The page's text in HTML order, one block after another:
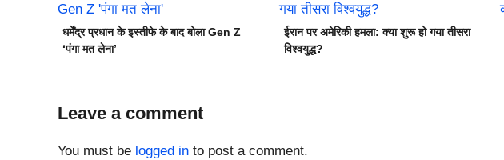
धर्मेंद्र प्रधान के इस्तीफे के बाद बोला Gen Z
‘पंगा मत लेना’
ईरान पर अमेरिकी हमला: क्या शुरू हो गया तीसरा
विश्वयुद्ध?
Leave a comment
You must be logged in to post a comment.